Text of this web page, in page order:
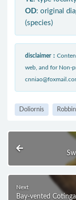
OD: original
(species)
disclaimer：
web, and for Non-
Doliornis
Next
Bay-vented